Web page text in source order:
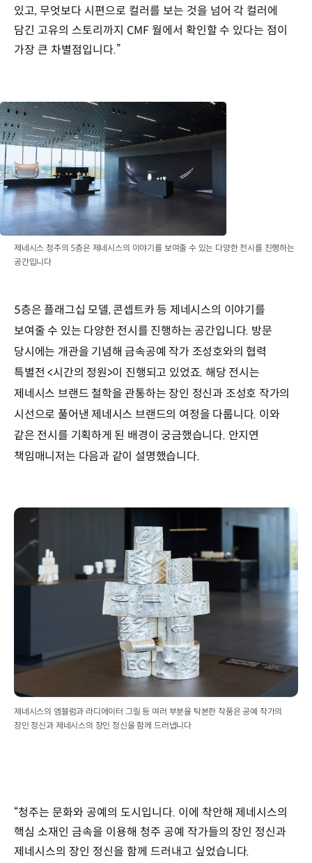
있고, 무엇보다 시편으로 컬러를 보는 것을 넘어 각 컬러에
담긴 고유의 스토리까지 CMF 월에서 확인할 수 있다는 점이
가장 큰 차별점입니다.”
제네시스 청주의 5층은 제네시스의 이야기를 보여줄 수 있는 다양한 전시를 진행하는
공간입니다
5층은 플래그십 모델, 콘셉트카 등 제네시스의 이야기를
보여줄 수 있는 다양한 전시를 진행하는 공간입니다. 방문
당시에는 개관을 기념해 금속공예 작가 조성호와의 협력
특별전 <시간의 정원>이 진행되고 있었죠. 해당 전시는
제네시스 브랜드 철학을 관통하는 장인 정신과 조성호 작가의
시선으로 풀어낸 제네시스 브랜드의 여정을 다룹니다. 이와
같은 전시를 기획하게 된 배경이 궁금했습니다. 안지연
책임매니저는 다음과 같이 설명했습니다.
제네시스의 엠블럼과 라디에이터 그릴 등 여러 부분을 탁본한 작품은 공예 작가의
장인 정신과 제네시스의 장인 정신을 함께 드러냅니다
“청주는 문화와 공예의 도시입니다. 이에 착안해 제네시스의
핵심 소재인 금속을 이용해 청주 공예 작가들의 장인 정신과
제네시스의 장인 정신을 함께 드러내고 싶었습니다.